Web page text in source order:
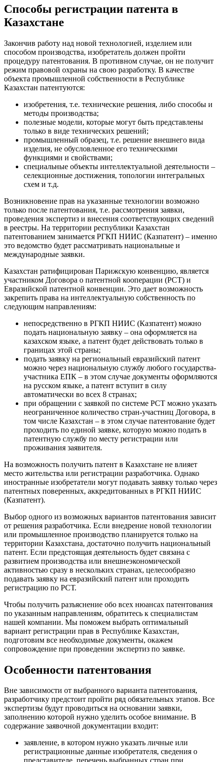
Способы регистрации патента в
Казахстане
Закончив работу над новой технологией, изделием или
способом производства, изобретатель должен пройти
процедуру патентования. В противном случае, он не получит
режим правовой охраны на свою разработку. В качестве
объекта промышленной собственности в Республике
Казахстан патентуются:
изобретения, т.е. технические решения, либо способы и
методы производства;
полезные модели, которые могут быть представлены
только в виде технических решений;
промышленный образец, т.е. решение внешнего вида
изделия, не обусловленное его техническими
функциями и свойствами;
специальные объекты интеллектуальной деятельности –
селекционные достижения, топологии интегральных
схем и т.д.
Возникновение прав на указанные технологии возможно
только после патентования, т.е. рассмотрения заявки,
проведения экспертиз и внесения соответствующих сведений
в реестры. На территории республики Казахстан
патентованием занимается РГКП НИИС (Казпатент) – именно
это ведомство будет рассматривать национальные и
международные заявки.
Казахстан ратифицирован Парижскую конвенцию, является
участником Договора о патентной кооперации (РСТ) и
Евразийской патентной конвенции. Это дает возможность
закрепить права на интеллектуальную собственность по
следующим направлениям:
непосредственно в РГКП НИИС (Казпатент) можно
подать национальную заявку – она оформляется на
казахском языке, а патент будет действовать только в
границах этой страны;
подать заявку на региональный евразийский патент
можно через национальную службу любого государства-
участника ЕПК – в этом случае документы оформляются
на русском языке, а патент вступит в силу
автоматически во всех 8 странах;
при обращении с заявкой по системе РСТ можно указать
неограниченное количество стран-участниц Договора, в
том числе Казахстан – в этом случае патентование будет
проходить по единой заявке, которую можно подать в
патентную службу по месту регистрации или
проживания заявителя.
На возможность получить патент в Казахстане не влияет
место жительства или регистрации разработчика. Однако
иностранные изобретатели могут подавать заявку только через
патентных поверенных, аккредитованных в РГКП НИИС
(Казпатент).
Выбор одного из возможных вариантов патентования зависит
от решения разработчика. Если внедрение новой технологии
или промышленное производство планируется только на
территории Казахстана, достаточно получить национальный
патент. Если предстоящая деятельность будет связана с
развитием производства или внешнеэкономической
активностью сразу в нескольких странах, целесообразно
подавать заявку на евразийский патент или проходить
регистрацию по РСТ.
Чтобы получить разъяснение обо всех нюансах патентования
по указанным направлениям, обратитесь к специалистам
нашей компании. Мы поможем выбрать оптимальный
вариант регистрации прав в Республике Казахстан,
подготовим все необходимые документы, окажем
сопровождение при проведении экспертиз по заявке.
Особенности патентования
Вне зависимости от выбранного варианта патентования,
разработчику предстоит пройти ряд обязательных этапов. Все
экспертизы будут проводиться на основании заявки,
заполнению которой нужно уделить особое внимание. В
содержание заявочной документации входит:
заявление, в котором нужно указать личные или
регистрационные данные изобретателя, сведения о